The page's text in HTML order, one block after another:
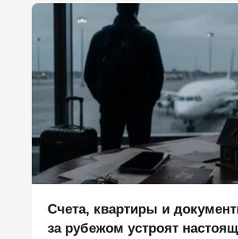
Счета, квартиры и
за рубежом устроят